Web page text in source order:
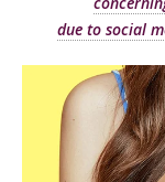
due to social